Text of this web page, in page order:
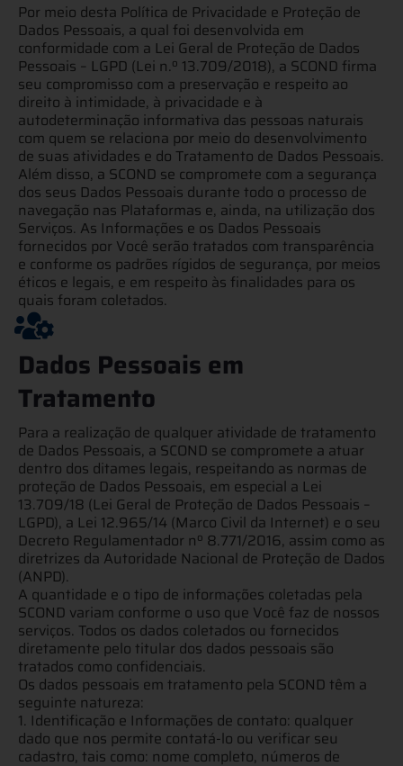
Por meio desta Política de Privacidade e Proteção de
Dados Pessoais, a qual foi desenvolvida em
conformidade com a Lei Geral de Proteção de Dados
Pessoais – LGPD (Lei n.º 13.709/2018), a SCOND firma
seu compromisso com a preservação e respeito ao
direito à intimidade, à privacidade e à
autodeterminação informativa das pessoas naturais
com quem se relaciona por meio do desenvolvimento
de suas atividades e do Tratamento de Dados Pessoais.
Além disso, a SCOND se compromete com a segurança
dos seus Dados Pessoais durante todo o processo de
navegação nas Plataformas e, ainda, na utilização dos
Serviços. As Informações e os Dados Pessoais
fornecidos por Você serão tratados com transparência
e conforme os padrões rígidos de segurança, por meios
éticos e legais, e em respeito às finalidades para os
quais foram coletados.
Dados Pessoais em
Tratamento​
Para a realização de qualquer atividade de tratamento
de Dados Pessoais, a SCOND se compromete a atuar
dentro dos ditames legais, respeitando as normas de
proteção de Dados Pessoais, em especial a Lei
13.709/18 (Lei Geral de Proteção de Dados Pessoais –
LGPD), a Lei 12.965/14 (Marco Civil da Internet) e o seu
Decreto Regulamentador nº 8.771/2016, assim como as
diretrizes da Autoridade Nacional de Proteção de Dados
(ANPD).
A quantidade e o tipo de informações coletadas pela
SCOND variam conforme o uso que Você faz de nossos
serviços. Todos os dados coletados ou fornecidos
diretamente pelo titular dos dados pessoais são
tratados como confidenciais.
Os dados pessoais em tratamento pela SCOND têm a
seguinte natureza:
1. Identificação e Informações de contato: qualquer
dado que nos permite contatá-lo ou verificar seu
cadastro, tais como: nome completo, números de